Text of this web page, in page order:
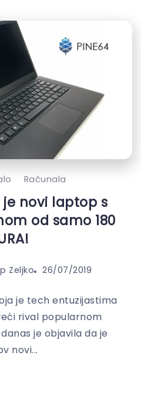
Računala
je novi laptop s
od samo 180
Zeljko 26/07/2019
je tech entuzijastima
rival popularnom
je objavila da je
novi...